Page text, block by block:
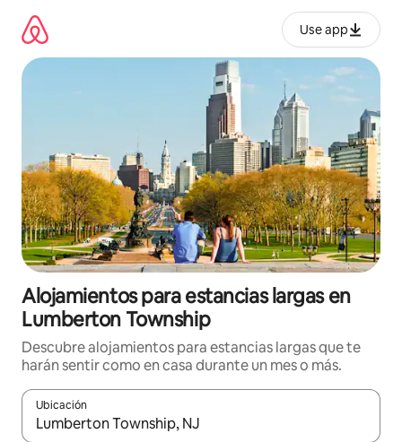
contenido
Use app
Alojamientos para estancias largas en
Lumberton Township
Descubre alojamientos para estancias largas que te
harán sentir como en casa durante un mes o más.
Ubicación
Cuando los resultados estén disponibles, podrás navegar